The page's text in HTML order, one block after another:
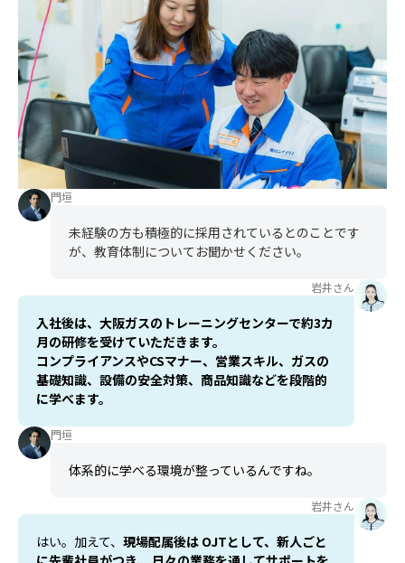
門垣
未経験の方も積極的に採用されているとのことです
が、教育体制についてお聞かせください。
岩井さん
入社後は、大阪ガスのトレーニングセンターで約3カ
月の研修を受けていただきます。
コンプライアンスやCSマナー、営業スキル、ガスの
基礎知識、設備の安全対策、商品知識などを段階的
に学べます。
門垣
体系的に学べる環境が整っているんですね。
岩井さん
はい。加えて、 現場配属後は OJTとして、新人ごと